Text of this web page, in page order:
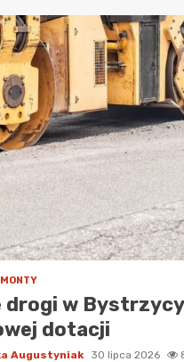
drogi w
dotacji
Augustyniak 30 lipca 2026